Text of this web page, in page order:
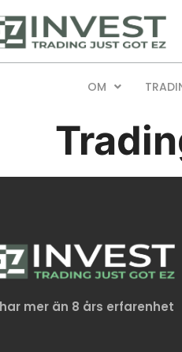
OM
mer än 8 års erfarenhet